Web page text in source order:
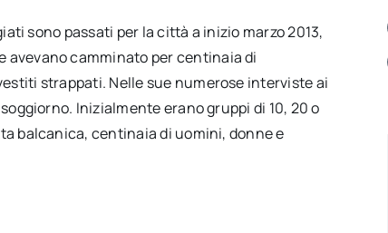
sono passati per la città a inizio marzo 2013,
avevano camminato per centinaia di
strappati. Nelle sue numerose interviste ai
Inizialmente erano gruppi di 10, 20 o
balcanica, centinaia di uomini, donne e